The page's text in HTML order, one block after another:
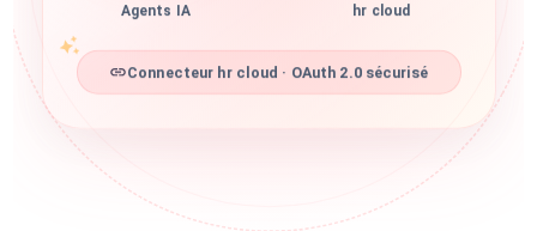
Agents IA hr cloud
Connecteur hr cloud · OAuth 2.0 sécurisé